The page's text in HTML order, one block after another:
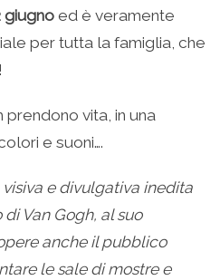
giugno ed è veramente
per tutta la famiglia, che
prendono vita, in una
e suoni….
visiva e divulgativa inedita
Van Gogh, al suo
anche il pubblico
le sale di mostre e